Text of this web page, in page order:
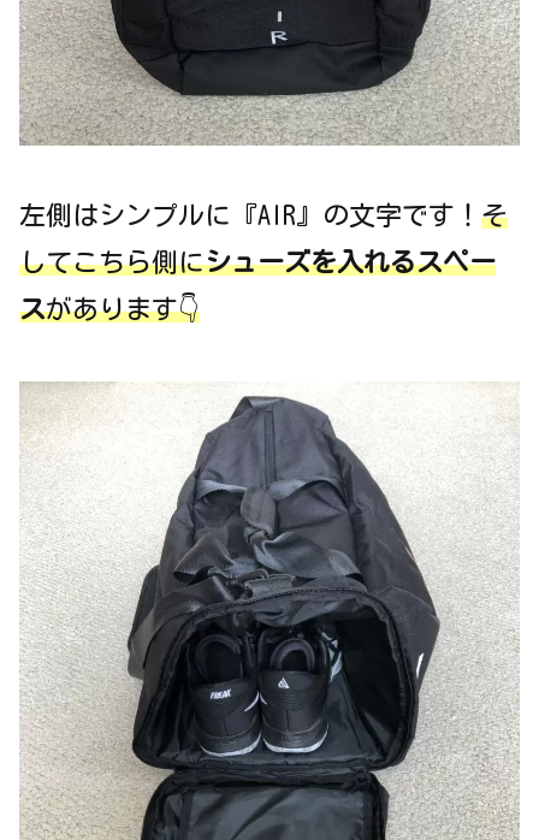
左側はシンプルに『AIR』の文字です！ そ
してこちら側にシューズを入れるスペー
スがあります👇